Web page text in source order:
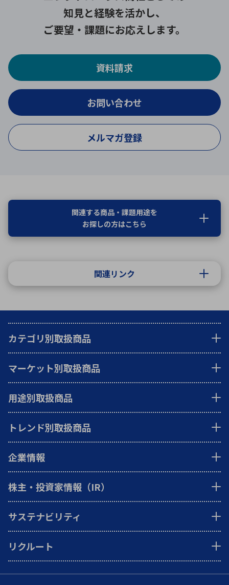
知見と経験を活かし、
ご要望・課題にお応えします。
資料請求
お問い合わせ
メルマガ登録
関連する商品・課題用途を
お探しの方はこちら
関連リンク
カテゴリ別取扱商品
マーケット別取扱商品
用途別取扱商品
トレンド別取扱商品
企業情報
株主・投資家情報（IR）
サステナビリティ
リクルート